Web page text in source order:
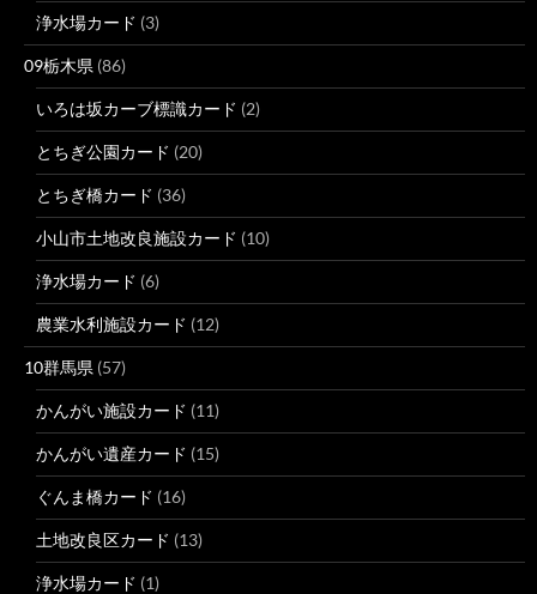
浄水場カード (3)
09栃木県 (86)
いろは坂カーブ標識カード (2)
とちぎ公園カード (20)
とちぎ橋カード (36)
小山市土地改良施設カード (10)
浄水場カード (6)
農業水利施設カード (12)
10群馬県 (57)
かんがい施設カード (11)
かんがい遺産カード (15)
ぐんま橋カード (16)
土地改良区カード (13)
浄水場カード (1)